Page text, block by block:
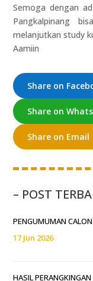
Semoga dengan
Pangkalpinang
melanjutkan study
Aamiin
Share on
Share on
Share on Email
– POST
PENGUMUMAN
17 Jun 2026
HASIL